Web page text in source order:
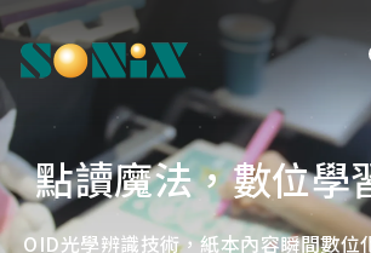
微小核心，巨
低延遲戰場
捕捉每個清晰
高畫質ISP技術，支援HDR/3D降噪，
點讀魔法，數位學
OID光學辨識技術，紙本內容瞬間數位
低延遲，無線